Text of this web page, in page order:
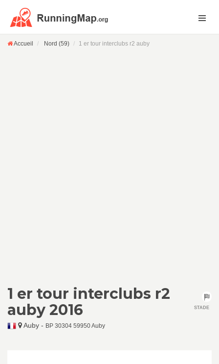
Accueil Nord (59) 1 er tour interclubs r2 auby
1 er tour interclubs r2
auby 2016
Auby - BP 30304 59950 Auby
STADE